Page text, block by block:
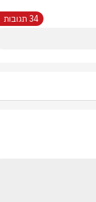
34 תגובות